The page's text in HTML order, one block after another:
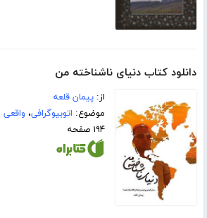
دانلود کتاب دنیای ناشناخته من
از:پیمان قلعه
موضوع: اتوبیوگرافی، واقعی
۱۹۴ صفحه